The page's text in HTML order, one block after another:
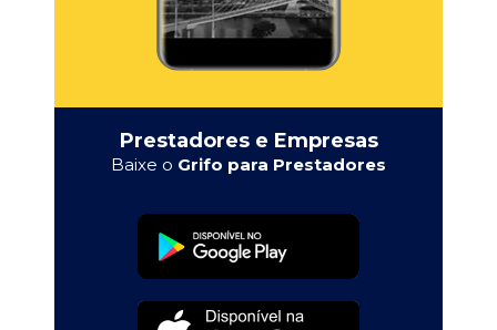
Prestadores e Empresas
Baixe o Grifo para Prestadores